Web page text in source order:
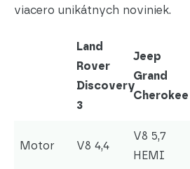
viacero unikátnych noviniek.
Land
Rover
Discovery
3
Jeep
Grand
Cherokee
Motor V8 4,4
V8 5,7
HEMI